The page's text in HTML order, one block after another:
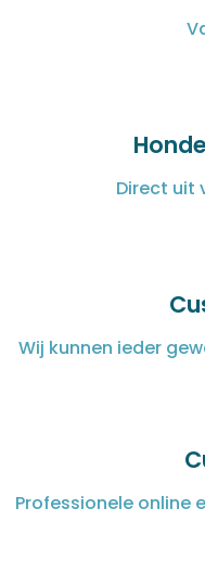
Direct uit
Wij kunnen ieder
Professionele online